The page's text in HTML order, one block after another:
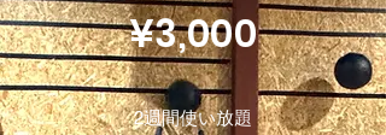
¥3,000
2週間使い放題